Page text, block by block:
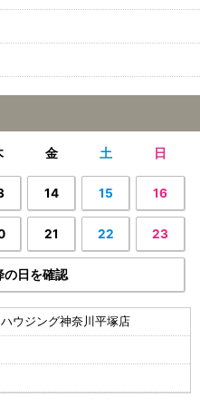
金 土 日
14 15 16
21 22 23
日を確認
ウジング神奈川平塚店